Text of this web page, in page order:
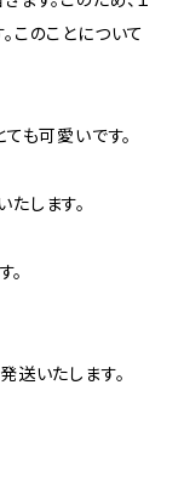
このことについて
も可愛いです。
します。
送いたします。